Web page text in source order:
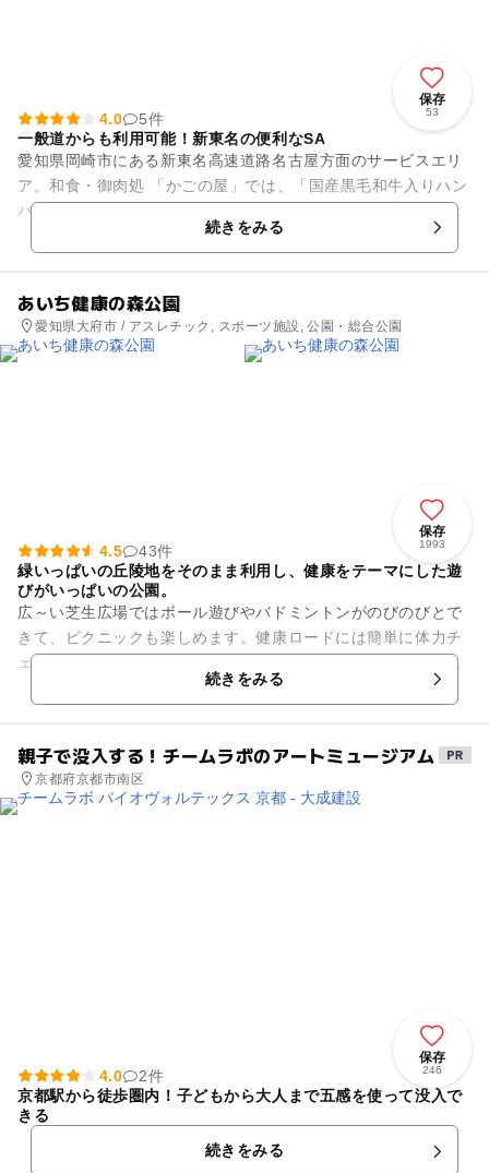
保存
53
4.0
5件
一般道からも利用可能！新東名の便利なSA
愛知県岡崎市にある新東名高速道路名古屋方面のサービスエリ
ア。和食・御肉処 「かごの屋」では、「国産黒毛和牛入りハン
バーグ定食」や麺類とミニ丼のセットなど、大人も子どもも楽
しめる幅広いメニューを取...続きをみる
あいち健康の森公園
愛知県大府市 / アスレチック, スポーツ施設, 公園・総合公園
保存
1993
4.5
43件
緑いっぱいの丘陵地をそのまま利用し、健康をテーマにした遊
びがいっぱいの公園。
広～い芝生広場ではボール遊びやバドミントンがのびのびとで
きて、ピクニックも楽しめます。健康ロードには簡単に体力チ
ェックができる健康遊具や、足つぼを刺激する道があるので、
家族みんなでワイワイとチェ...続きをみる
親子で没入する！チームラボのアートミュージアム
京都府京都市南区
保存
246
4.0
2件
京都駅から徒歩圏内！子どもから大人まで五感を使って没入で
きる
続きをみる